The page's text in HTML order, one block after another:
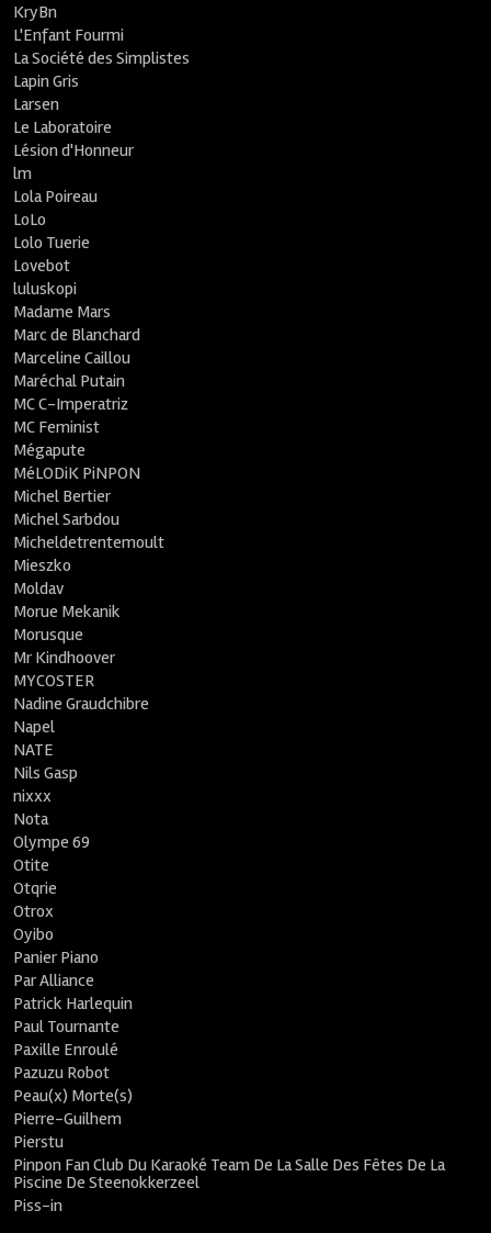
KryBn
L'Enfant Fourmi
La Société des Simplistes
Lapin Gris
Larsen
Le Laboratoire
Lésion d'Honneur
lm
Lola Poireau
LoLo
Lolo Tuerie
Lovebot
luluskopi
Madame Mars
Marc de Blanchard
Marceline Caillou
Maréchal Putain
MC C-Imperatriz
MC Feminist
Mégapute
MéLODiK PiNPON
Michel Bertier
Michel Sarbdou
Micheldetrentemoult
Mieszko
Moldav
Morue Mekanik
Morusque
Mr Kindhoover
MYCOSTER
Nadine Graudchibre
Napel
NATE
Nils Gasp
nixxx
Nota
Olympe 69
Otite
Otqrie
Otrox
Oyibo
Panier Piano
Par Alliance
Patrick Harlequin
Paul Tournante
Paxille Enroulé
Pazuzu Robot
Peau(x) Morte(s)
Pierre-Guilhem
Pierstu
Pinpon Fan Club Du Karaoké Team De La Salle Des Fêtes De La
Piscine De Steenokkerzeel
Piss-in